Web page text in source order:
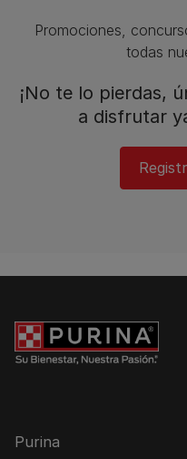
Promociones,
todas
¡No te lo pierdas,
a disfrutar
Purina